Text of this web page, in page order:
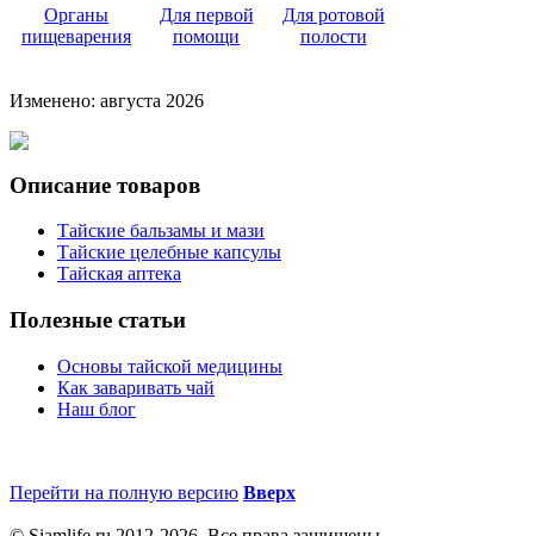
Органы
пищеварения
Для первой
помощи
Для ротовой
полости
Изменено: августа 2026
Описание товаров
Тайские бальзамы и мази
Тайские целебные капсулы
Тайская аптека
Полезные статьи
Основы тайской медицины
Как заваривать чай
Наш блог
Перейти на полную версию Вверх